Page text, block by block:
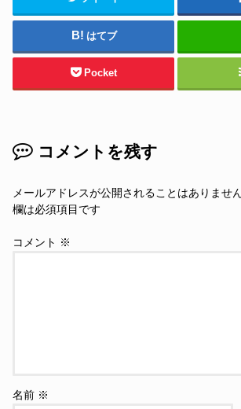
はてブ
Pocket
コメントを残す
メールアドレスが公開されることはありません
欄は必須項目です
コメント ※
名前 ※